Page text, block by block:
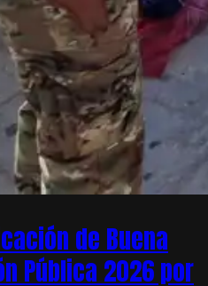
de Buena
Pública 2026 por